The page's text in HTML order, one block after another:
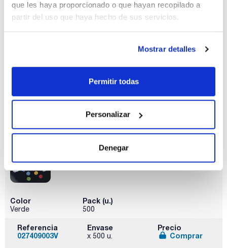
que les haya proporcionado o que hayan recopilado a
partir del uso que haya hecho de sus servicios.
Mostrar detalles
Permitir todas
Personalizar
Denegar
Disponibilidad
Ver stock
Pack (u.)
500
x 500 u.
Disponibilidad
Color
Verde
Pack (u.)
500
Referencia
027409003V
Envase
x 500 u.
Precio
Comprar